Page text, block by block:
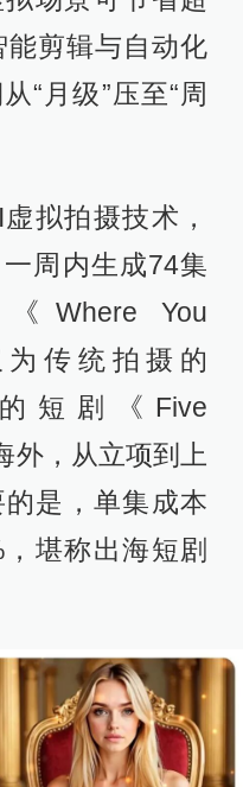
能剪辑与自动化
“月级”压至“周
拟拍摄技术，
周内生成74集
Where You
为传统拍摄的
短剧《Five
外，从立项到上
是，单集成本
堪称出海短剧